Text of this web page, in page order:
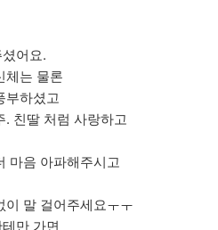
어요.
체는 물론
부하셨고
친딸 처럼 사랑하고
마음 아파해주시고
이 말 걸어주세요ㅜㅜ
만 가면